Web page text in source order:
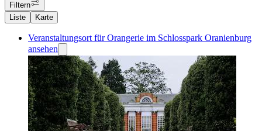
Filtern
Liste
Karte
Veranstaltungsort für Orangerie im Schlosspark Oranienburg
ansehen